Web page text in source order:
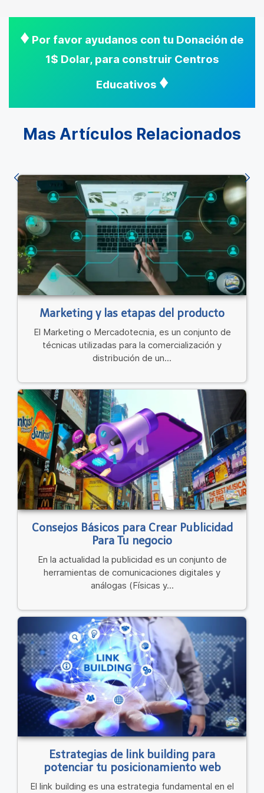
♦ Por favor ayudanos con tu Donación de
1$ Dolar, para construir Centros
Educativos ♦
Mas Artículos Relacionados
Marketing y las etapas del producto
El Marketing o Mercadotecnia, es un conjunto de
técnicas utilizadas para la comercialización y
distribución de un...
Consejos Básicos para Crear Publicidad
Para Tu negocio
En la actualidad la publicidad es un conjunto de
herramientas de comunicaciones digitales y
análogas (Físicas y...
Estrategias de link building para
potenciar tu posicionamiento web
El link building es una estrategia fundamental en el